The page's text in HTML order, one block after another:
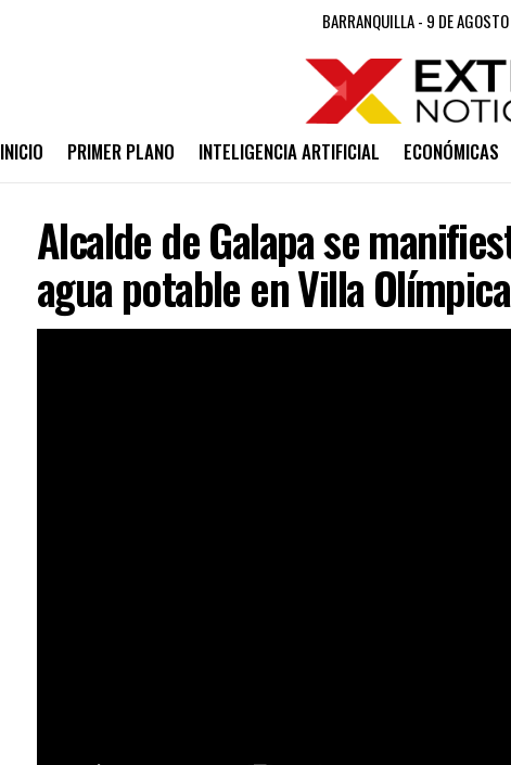
BARRANQUILLA - 9 DE
INICIO PRIMER PLANO INTELIGENCIA ARTIFICIAL ECONÓMICAS
Alcalde de Galapa se
agua potable en Villa Olímpica